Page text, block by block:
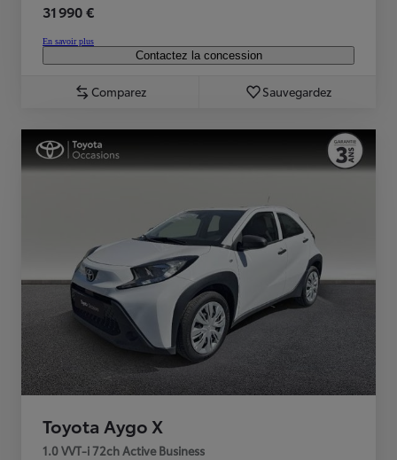
31 990 €
En savoir plus
Contactez la concession
Comparez Sauvegardez
Toyota Aygo X
1.0 VVT-i 72ch Active Business